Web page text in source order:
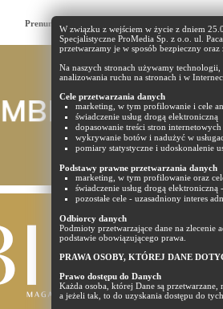
W związku z wejściem w życie z dniem
Specjalistyczne ProMedia Sp. z o.o. ul.
przetwarzamy je w sposób bezpieczny
Na naszych stronach używamy
analizowania ruchu na stronach i w
Cele przetwarzania danych
marketing, w tym profilowanie i cele
świadczenie usług drogą elektroniczną
dopasowanie treści stron
wykrywanie botów i nadużyć w
pomiary statystyczne i udoskonalenie
Podstawy prawne przetwarzania danych
marketing, w tym profilowanie oraz
świadczenie usług drogą elektroniczną
pozostałe cele - uzasadniony interes
Odbiorcy danych
Podmioty przetwarzające dane na
podstawie obowiązującego prawa.
PRAWA OSOBY, KTÓREJ DANE
Prawo dostępu do Danych
Każda osoba, której Dane są
a jeżeli tak, to do uzyskania dostępu do
Prenumerata